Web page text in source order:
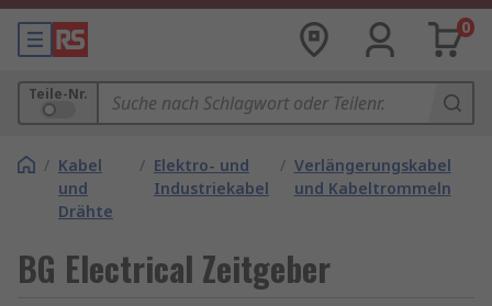
0
Teile-Nr.
/ Kabel
und
Drähte
/ Elektro- und
Industriekabel
/ Verlängerungskabel
und Kabeltrommeln
BG Electrical Zeitgeber